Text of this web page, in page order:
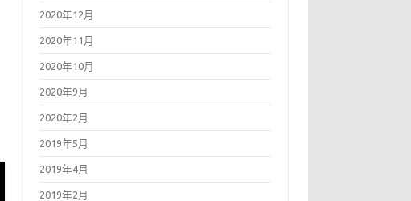
2020年12月
2020年11月
2020年10月
2020年9月
2020年2月
2019年5月
2019年4月
2019年2月